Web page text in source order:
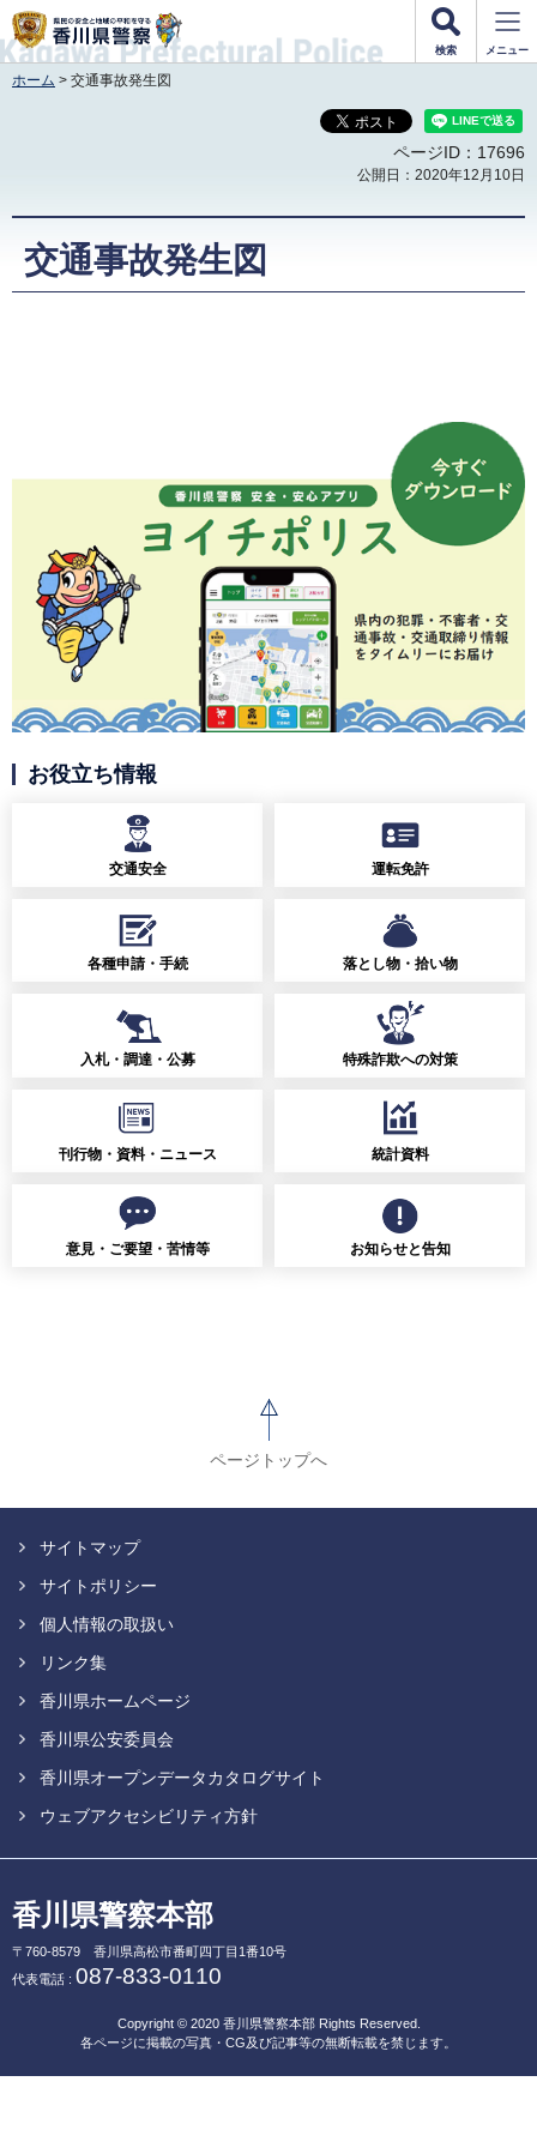
香川県警察
検索 メニュー
ホーム > 交通事故発生図
ページID：17696
公開日：2020年12月10日
交通事故発生図
お役立ち情報
交通安全 運転免許
各種申請・手続 落とし物・拾い物
入札・調達・公募 特殊詐欺への対策
刊行物・資料・ニュース 統計資料
意見・ご要望・苦情等 お知らせと告知
ページトップへ
サイトマップ
サイトポリシー
個人情報の取扱い
リンク集
香川県ホームページ
香川県公安委員会
香川県オープンデータカタログサイト
ウェブアクセシビリティ方針
香川県警察本部
〒760-8579
香川県高松市番町四丁目1番10号
代表電話 : 087-833-0110
Copyright © 2020 香川県警察本部Rights Reserved.
各ページに掲載の写真・CG及び記事等の無断転載を禁じます。